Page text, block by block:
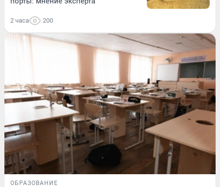
2 часа 200
ОБРАЗОВАНИЕ